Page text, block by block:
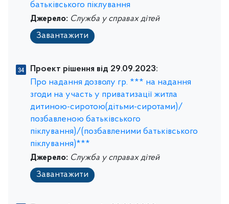
батьківського піклування
Джерело: Служба у справах дітей
Завантажити
Проект рішення від 29.09.2023:
Про надання дозволу гр. *** на надання
згоди на участь у приватизації житла
дитиною-сиротою(дітьми-сиротами)/
позбавленою батьківського
піклування)/(позбавленими батьківського
піклування)***
Джерело: Служба у справах дітей
Завантажити